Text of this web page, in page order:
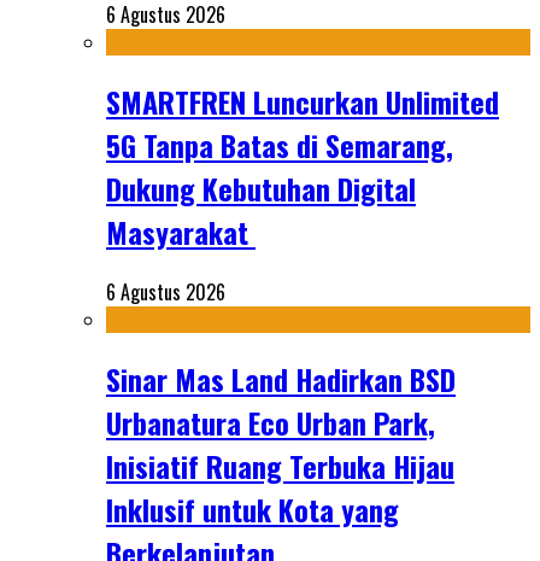
6 Agustus 2026
SMARTFREN Luncurkan Unlimited
5G Tanpa Batas di Semarang,
Dukung Kebutuhan Digital
Masyarakat
6 Agustus 2026
Sinar Mas Land Hadirkan BSD
Urbanatura Eco Urban Park,
Inisiatif Ruang Terbuka Hijau
Inklusif untuk Kota yang
Berkelanjutan